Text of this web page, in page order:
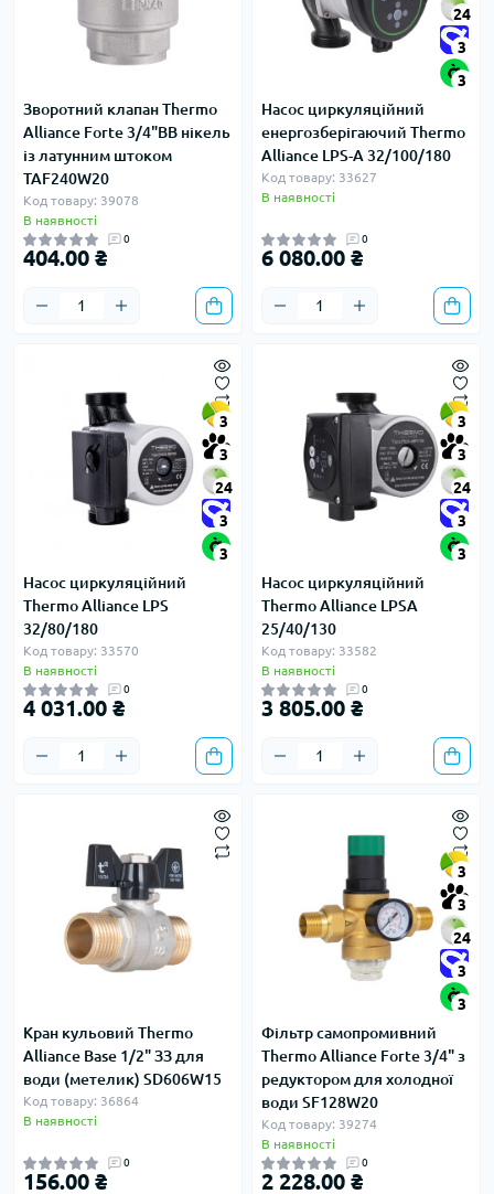
Зворотний клапан Thermo
Alliance Forte 3/4"ВВ нікель
із латунним штоком
TAF240W20
Код товару: 39078
В наявності
0
404.00 ₴
24
3
3
Насос циркуляційний
енергозберігаючий Thermo
Alliance LPS-A 32/100/180
Код товару: 33627
В наявності
0
6 080.00 ₴
3
3
24
3
3
Насос циркуляційний
Thermo Alliance LPS
32/80/180
Код товару: 33570
В наявності
0
4 031.00 ₴
3
3
24
3
3
Насос циркуляційний
Thermo Alliance LPSA
25/40/130
Код товару: 33582
В наявності
0
3 805.00 ₴
Кран кульовий Thermo
Alliance Base 1/2" ЗЗ для
води (метелик) SD606W15
Код товару: 36864
В наявності
0
156.00 ₴
3
3
24
3
3
Фільтр самопромивний
Thermo Alliance Forte 3/4" з
редуктором для холодної
води SF128W20
Код товару: 39274
В наявності
0
2 228.00 ₴